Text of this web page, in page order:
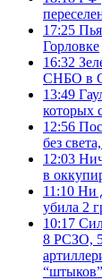
17:25
Горловке
16:32
СНБО в
13:49
которых
12:56
без
12:03
в
11:10 Ни
убила 2
10:17
8 РСЗО, 5